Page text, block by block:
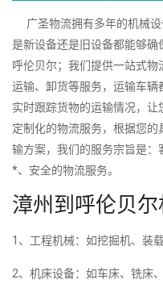
广圣物流拥有多年的机械设
是新设备还是旧设备都能够确
呼伦贝尔；我们提供一站式物
运输、卸货等服务，运输车辆
实时跟踪货物的运输情况，
定制化的物流服务，根据您
输方案，我们的服务宗旨是：
*、安全的物流服务。
漳州到呼伦贝
1、工程机械：如挖掘机、装
2、机床设备：如车床、铣床